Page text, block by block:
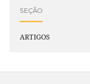
SEÇÃO
ARTIGOS